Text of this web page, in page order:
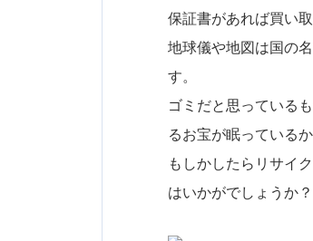
保証書があれば買い
地球儀や地図は国の
す。
ゴミだと思っている
るお宝が眠っている
もしかしたらリサイ
はいかがでしょうか？